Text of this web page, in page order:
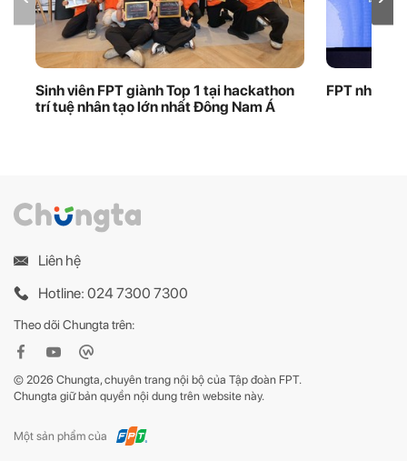
Sinh viên FPT giành Top 1 tại hackathon
trí tuệ nhân tạo lớn nhất Đông Nam Á
FPT nhận
Liên hệ
Hotline: 024 7300 7300
Theo dõi Chungta trên:
© 2026 Chungta, chuyên trang nội bộ của Tập đoàn FPT.
Chungta giữ bản quyền nội dung trên website này.
Một sản phẩm của